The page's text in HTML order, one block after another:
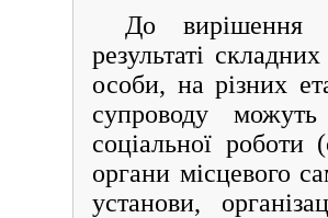
До вирішення
результаті
особи, на різних
супроводу
соціальної роботи
органи місцевого
установи,